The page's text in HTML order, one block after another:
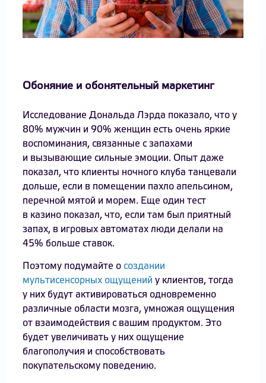
Обоняние и обонятельный маркетинг
Исследование Дональда Лэрда показало, что у
80% мужчин и 90% женщин есть очень яркие
воспоминания, связанные с запахами
и вызывающие сильные эмоции. Опыт даже
показал, что клиенты ночного клуба танцевали
дольше, если в помещении пахло апельсином,
перечной мятой и морем. Еще один тест
в казино показал, что, если там был приятный
запах, в игровых автоматах люди делали на
45% больше ставок.
Поэтому подумайте о создании
мультисенсорных ощущений у клиентов, тогда
у них будут активироваться одновременно
различные области мозга, умножая ощущения
от взаимодействия с вашим продуктом. Это
будет увеличивать у них ощущение
благополучия и способствовать
покупательскому поведению.